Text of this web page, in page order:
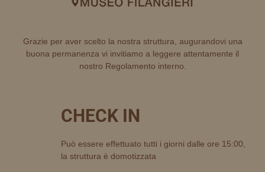
Grazie per aver scelto la nostra struttura, augurandovi una
buona permanenza vi invitiamo a leggere attentamente il
nostro Regolamento interno.
CHECK IN
Può essere effettuato tutti i giorni dalle ore 15:00,
la struttura è domotizzata